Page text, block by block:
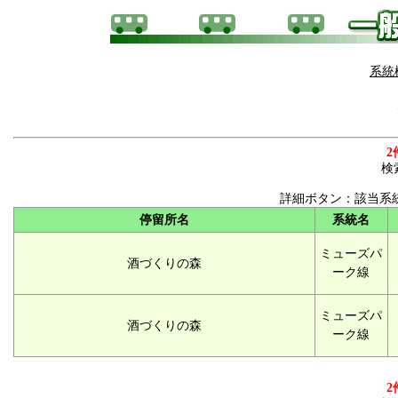
系統
2
検
詳細ボタン：該当系
停留所名
系統名
酒づくりの森
ミューズパ
ーク線
酒づくりの森
ミューズパ
ーク線
2